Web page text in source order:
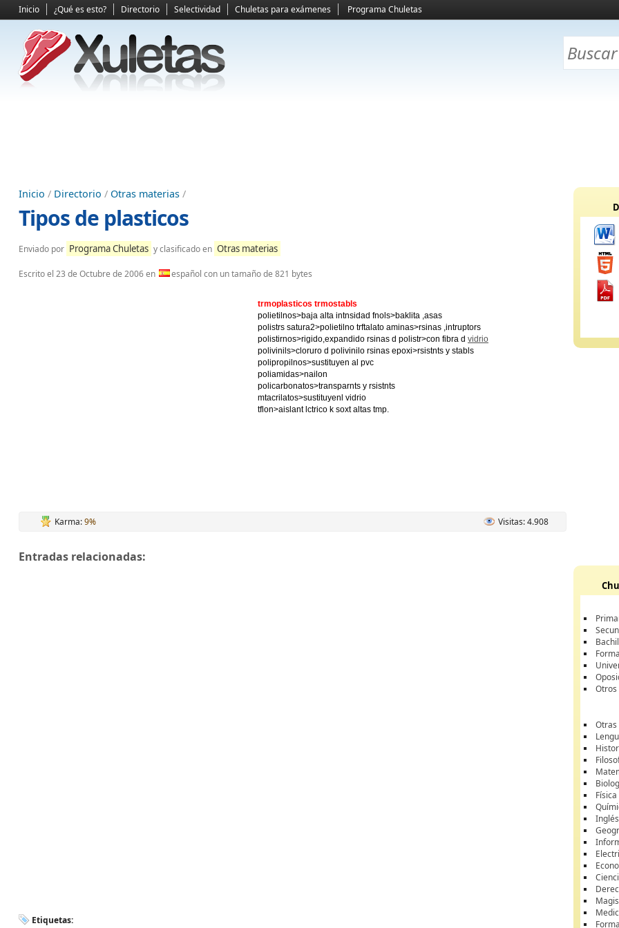
Inicio ¿Qué es esto? Directorio Selectividad Chuletas para exámenes Programa Chuletas
Inicio / Directorio / Otras materias /
Tipos de plasticos
Enviado por Programa Chuletas y clasificado en Otras materias
Escrito el 23 de Octubre de 2006en español con un tamaño de 821 bytes
trmoplasticos trmostabls
polietilnos>baja alta intnsidad fnols>baklita ,asas
polistrs satura2>polietilno trftalato aminas>rsinas ,intruptors
polistirnos>rigido,expandido rsinas d polistr>con fibra d vidrio
polivinils>cloruro d polivinilo rsinas epoxi>rsistnts y stabls
polipropilnos>sustituyen al pvc
poliamidas>nailon
policarbonatos>transparnts y rsistnts
mtacrilatos>sustituyenl vidrio
tflon>aislant lctrico k soxt altas tmp.
Karma:9% Visitas: 4.908
Entradas relacionadas:
Etiquetas:
Otros
Física
Inglés